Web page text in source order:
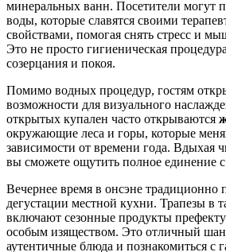
минеральных ванн. Посетители могут
воды, которые славятся своими
свойствами, помогая снять стресс и
Это не просто гигиеническая
созерцания и покоя.
Помимо водных процедур, гостям
возможности для визуального
открытых купален часто открываются
окружающие леса и горы, которые
зависимости от времени года. Вдыхая
вы сможете ощутить полное единение
Вечернее время в онсэне традиционно
дегустации местной кухни. Трапезы в
включают сезонные продукты
особым изяществом. Это отличный
аутентичные блюда и познакомиться с